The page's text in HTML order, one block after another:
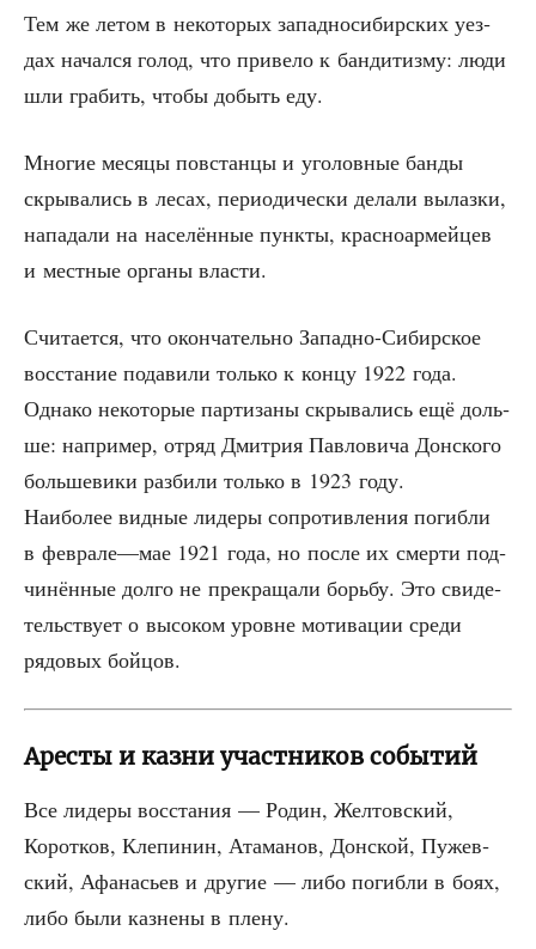
Тем же летом в неко­то­рых запад­но­си­бир­ских уез­
дах начал­ся голод, что при­ве­ло к бан­ди­тиз­му: люди
шли гра­бить, что­бы добыть еду.
Мно­гие меся­цы повстан­цы и уго­лов­ные бан­ды
скры­ва­лись в лесах, пери­о­ди­че­ски дела­ли вылаз­ки,
напа­да­ли на насе­лён­ные пунк­ты, крас­но­ар­мей­цев
и мест­ные орга­ны власти.
Счи­та­ет­ся, что окон­ча­тель­но Запад­но-Сибир­ское
вос­ста­ние пода­ви­ли толь­ко к кон­цу 1922 года.
Одна­ко неко­то­рые пар­ти­за­ны скры­ва­лись ещё доль­
ше: напри­мер, отряд Дмит­рия Пав­ло­ви­ча Дон­ско­го
боль­ше­ви­ки раз­би­ли толь­ко в 1923 году.
Наи­бо­лее вид­ные лиде­ры сопро­тив­ле­ния погиб­ли
в феврале—мае 1921 года, но после их смер­ти под­
чи­нён­ные дол­го не пре­кра­ща­ли борь­бу. Это сви­де­
тель­ству­ет о высо­ком уровне моти­ва­ции сре­ди
рядо­вых бойцов.
Аресты и казни участников событий
Все лиде­ры вос­ста­ния — Родин, Жел­тов­ский,
Корот­ков, Кле­пи­нин, Ата­ма­нов, Дон­ской, Пужев­
ский, Афа­на­сьев и дру­гие — либо погиб­ли в боях,
либо были каз­не­ны в плену.